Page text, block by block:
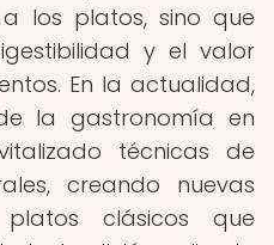
los platos, sino que
y el valor
En la actualidad,
la gastronomía en
técnicas de
creando nuevas
clásicos que